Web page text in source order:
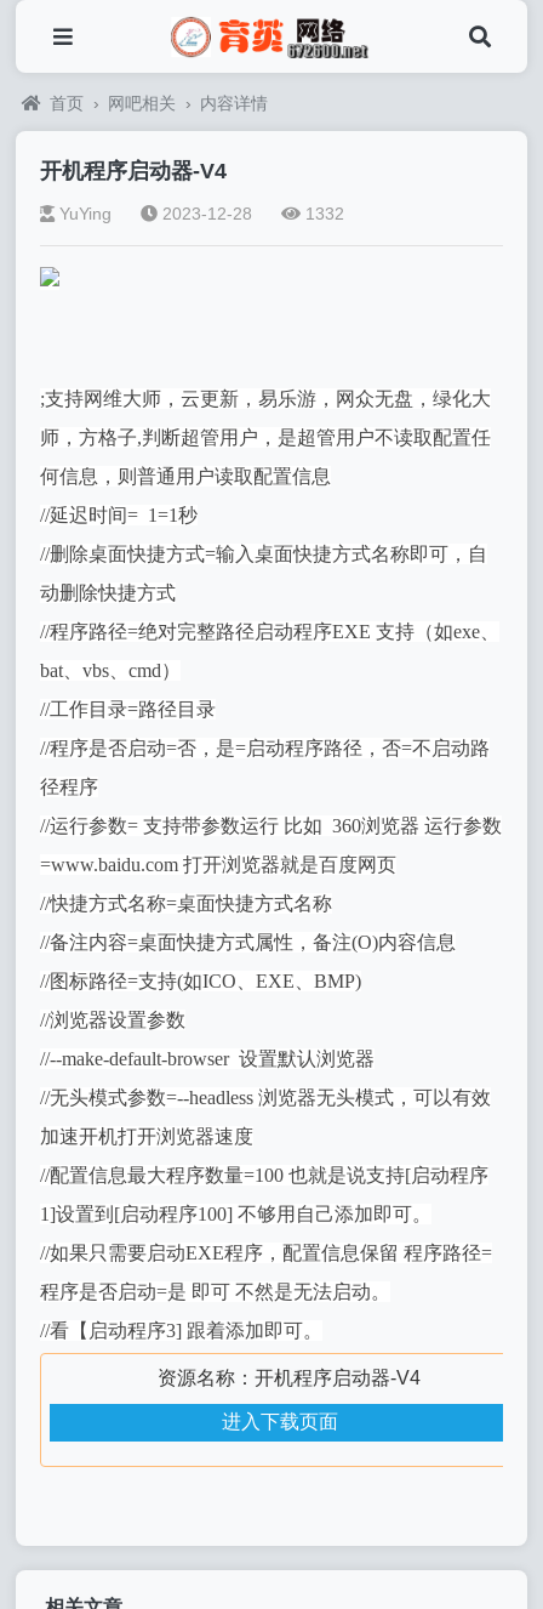
首页 › 网吧相关 › 内容详情
开机程序启动器-V4
YuYing 2023-12-28 1332
;支持网维大师，云更新，易乐游，网众无盘，绿化大
师，方格子,判断超管用户，是超管用户不读取配置任
何信息，则普通用户读取配置信息
//延迟时间= 1=1秒
//删除桌面快捷方式=输入桌面快捷方式名称即可，自
动删除快捷方式
//程序路径=绝对完整路径启动程序EXE 支持（如exe、
bat、vbs、cmd）
//工作目录=路径目录
//程序是否启动=否，是=启动程序路径，否=不启动路
径程序
//运行参数= 支持带参数运行 比如 360浏览器 运行参数
=www.baidu.com 打开浏览器就是百度网页
//快捷方式名称=桌面快捷方式名称
//备注内容=桌面快捷方式属性，备注(O)内容信息
//图标路径=支持(如ICO、EXE、BMP)
//浏览器设置参数
//--make-default-browser 设置默认浏览器
//无头模式参数=--headless 浏览器无头模式，可以有效
加速开机打开浏览器速度
//配置信息最大程序数量=100 也就是说支持[启动程序
1]设置到[启动程序100] 不够用自己添加即可。
//如果只需要启动EXE程序，配置信息保留 程序路径=
程序是否启动=是 即可 不然是无法启动。
//看【启动程序3] 跟着添加即可。
资源名称：开机程序启动器-V4
进入下载页面